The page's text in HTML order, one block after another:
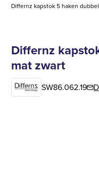
Differnz kapstok 5 haken
Differnz
mat zwart
SW86.062.19